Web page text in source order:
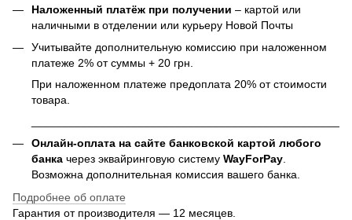
Наложенный платёж при получении – картой или
наличными в отделении или курьеру Новой Почты
Учитывайте дополнительную комиссию при наложенном
платеже 2% от суммы + 20 грн.
При наложенном платеже предоплата 20% от стоимости
товара.
Онлайн-оплата на сайте банковской картой любого
банка через эквайринговую систему WayForPay.
Возможна дополнительная комиссия вашего банка.
Подробнее об оплате
Гарантия от производителя — 12 месяцев.